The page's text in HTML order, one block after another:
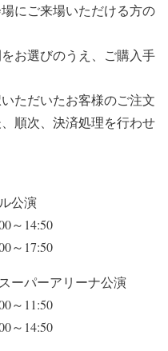
にご来場いただける方の
をお選びのうえ、ご購入手
ただいたお客様のご注文
順次、決済処理を行わせ
公演
～14:50
～17:50
ーパーアリーナ公演
～11:50
～14:50